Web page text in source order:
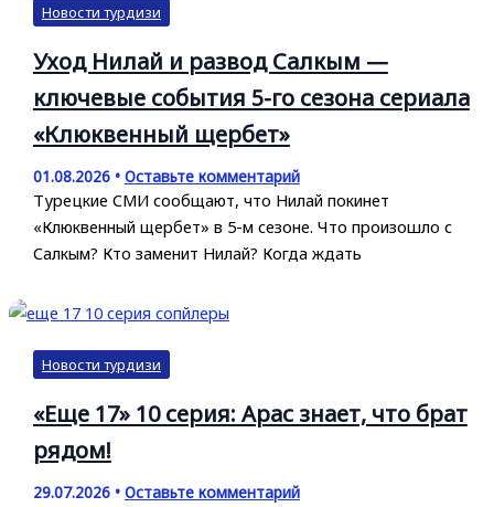
Новости турдизи
Уход Нилай и развод Салкым —
ключевые события 5-го сезона сериала
«Клюквенный щербет»
01.08.2026 • Оставьте комментарий
Турецкие СМИ сообщают, что Нилай покинет
«Клюквенный щербет» в 5-м сезоне. Что произошло с
Салкым? Кто заменит Нилай? Когда ждать
Новости турдизи
«Еще 17» 10 серия: Арас знает, что брат
рядом!
29.07.2026 • Оставьте комментарий